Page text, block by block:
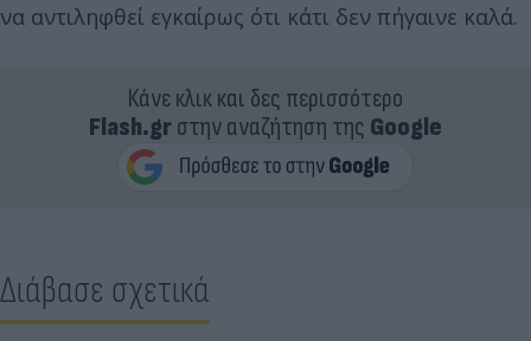
να αντιληφθεί εγκαίρως ότι κάτι δεν πήγαινε καλά.
Κάνε κλικ και δες περισσότερο
Flash.grστην αναζήτηση της Google
Διάβασε σχετικά